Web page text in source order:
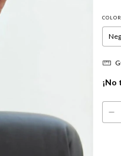
COLOR
¡No